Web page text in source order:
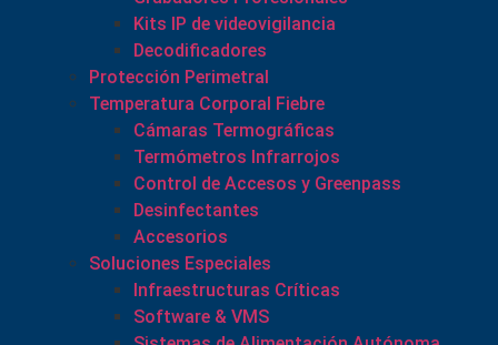
Kits IP de videovigilancia
Decodificadores
Protección Perimetral
Temperatura Corporal Fiebre
Cámaras Termográficas
Termómetros Infrarrojos
Control de Accesos y Greenpass
Desinfectantes
Accesorios
Soluciones Especiales
Infraestructuras Críticas
Software & VMS